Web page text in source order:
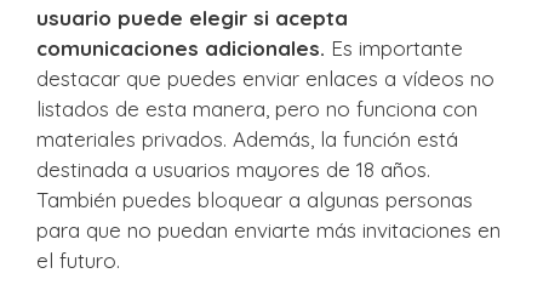
usuario puede elegir si acepta
comunicaciones adicionales. Es importante
destacar que puedes enviar enlaces a vídeos no
listados de esta manera, pero no funciona con
materiales privados. Además, la función está
destinada a usuarios mayores de 18 años.
También puedes bloquear a algunas personas
para que no puedan enviarte más invitaciones en
el futuro.